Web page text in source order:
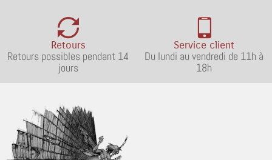
Retours
Retours possibles pendant 14
jours
Service client
Du lundi au vendredi de 11h à
18h